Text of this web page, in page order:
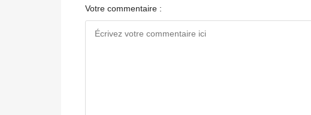
Votre commentaire :